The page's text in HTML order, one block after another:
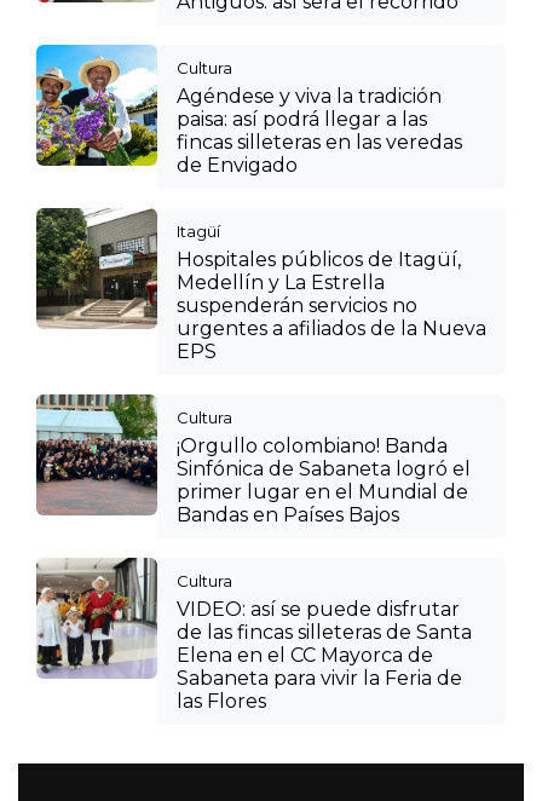
Cultura
Agéndese y viva la tradición
paisa: así podrá llegar a las
fincas silleteras en las veredas
de Envigado
Itagüí
Hospitales públicos de Itagüí,
Medellín y La Estrella
suspenderán servicios no
urgentes a afiliados de la Nueva
EPS
Cultura
¡Orgullo colombiano! Banda
Sinfónica de Sabaneta logró el
primer lugar en el Mundial de
Bandas en Países Bajos
Cultura
VIDEO: así se puede disfrutar
de las fincas silleteras de Santa
Elena en el CC Mayorca de
Sabaneta para vivir la Feria de
las Flores